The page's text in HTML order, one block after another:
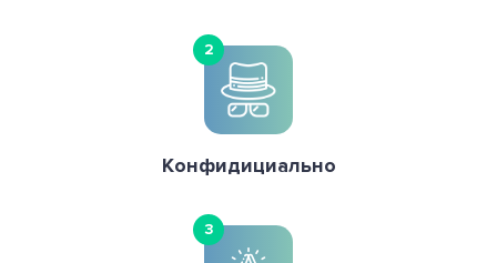
2
Конфидициально
3